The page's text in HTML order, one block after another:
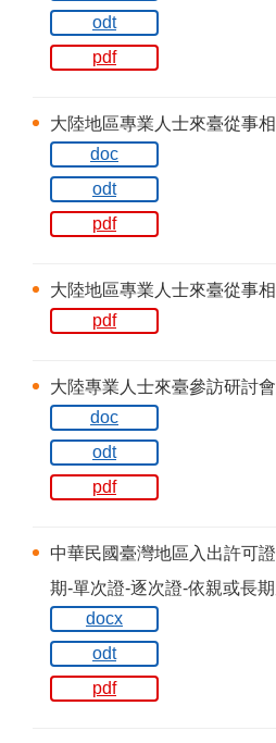
odt
pdf
大陸地區專業人士來臺從事
doc
odt
pdf
大陸地區專業人士來臺從事
pdf
大陸專業人士來臺參訪研討
doc
odt
pdf
中華民國臺灣地區入出許可
期-單次證-逐次證-依親或長
docx
odt
pdf